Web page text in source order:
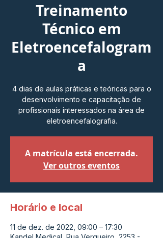
Treinamento
Técnico em
Eletroencefalogram
a
4 dias de aulas práticas e teóricas para o
desenvolvimento e capacitação de
profissionais interessados na área de
eletroencefalografia.
A matrícula está encerrada.
Ver outros eventos
Horário e local
11 de dez. de 2022, 09:00 – 17:30